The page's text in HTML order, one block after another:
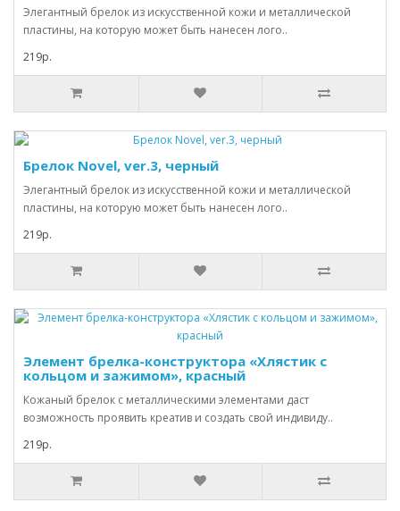
Элегантный брелок из искусственной кожи и металлической
пластины, на которую может быть нанесен лого..
219р.
Брелок Novel, ver.3, черный
Элегантный брелок из искусственной кожи и металлической
пластины, на которую может быть нанесен лого..
219р.
Элемент брелка-конструктора «Хлястик с
кольцом и зажимом», красный
Кожаный брелок с металлическими элементами даст
возможность проявить креатив и создать свой индивиду..
219р.